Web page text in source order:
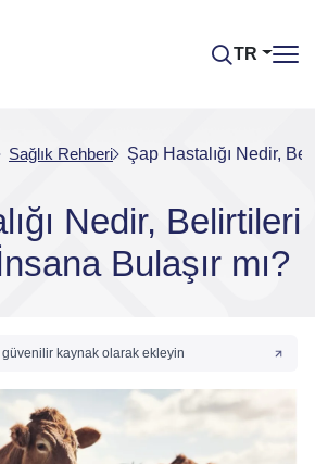
TR
Sağlık Rehberi Şap Hastalığı Nedir,
Nedir, Belirtileri
Bulaşır mı?
kaynak olarak ekleyin